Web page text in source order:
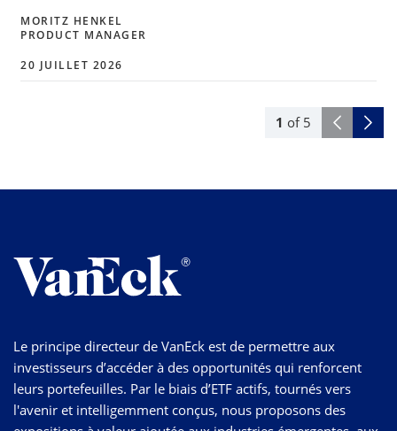
1 of 5
MORITZ HENKEL
PRODUCT MANAGER
20 JUILLET 2026
Le principe directeur de VanEck est de permettre aux
investisseurs d’accéder à des opportunités qui renforcent
leurs portefeuilles. Par le biais d’ETF actifs, tournés vers
l'avenir et intelligemment conçus, nous proposons des